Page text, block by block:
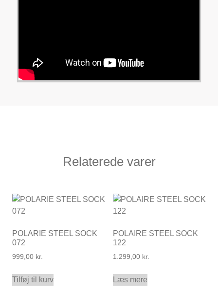
Relaterede varer
POLARIE STEEL SOCK
072
999,00 kr.
Tilføj til kurv
POLAIRE STEEL SOCK
122
1.299,00 kr.
Læs mere